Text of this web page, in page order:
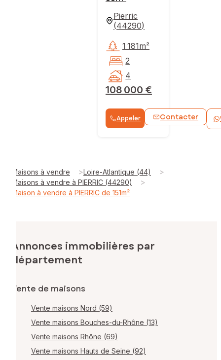
Pierric
(44290)
108 000 €
1 181m²
2
4
Appeler Contacter
Maisons à vendre >Loire-Atlantique (44) >
Maisons à vendre à PIERRIC (44290) >
Maison à vendre à PIERRIC de 151m²
Annonces immobilières par
département
Vente de maisons
Vente maisons Nord (59)
Vente maisons Bouches-du-Rhône (13)
Vente maisons Rhône (69)
Vente maisons Hauts de Seine (92)